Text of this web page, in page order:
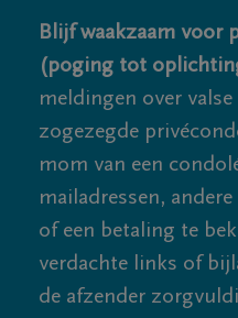
Blijf waakzaam voor
(poging tot
meldingen over
zogezegde
mom van een
mailadressen,
of een betaling te
verdachte links of
de afzender